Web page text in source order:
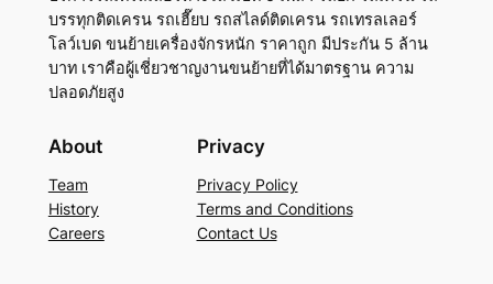
บรรทุกติดเครน รถเฮี๊ยบ รถสไลด์ติดเครน รถเทรลเลอร์
โลว์เบด ขนย้ายเครื่องจักรหนัก ราคาถูก มีประกัน 5 ล้าน
บาท เราคือผู้เชี่ยวชาญงานขนย้ายที่ได้มาตรฐาน ความ
ปลอดภัยสูง
About
Team
History
Careers
Privacy
Privacy Policy
Terms and Conditions
Contact Us